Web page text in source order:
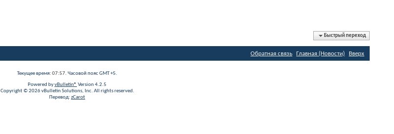
Быстрый переход
Обратная связь Главная (Новости) Вверх
Текущее время: 07:57. Часовой пояс GMT +5.
Powered byvBulletin® Version 4.2.5
Copyright © 2026 vBulletin Solutions, Inc. All rights reserved.
Перевод: zCarot